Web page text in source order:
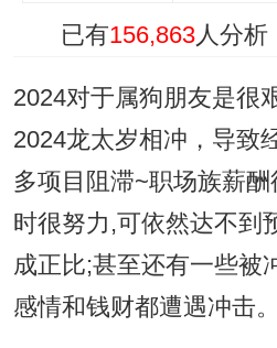
已有156,863人分析
2024对于属狗朋友是很
2024龙太岁相冲，导致
多项目阻滞~职场族薪
时很努力,可依然达不到
成正比;甚至还有一些被
感情和钱财都遭遇冲击。